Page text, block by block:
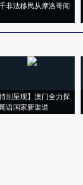
非法移民从摩洛哥闯
特别呈现】澳门全力探
语国家新渠道